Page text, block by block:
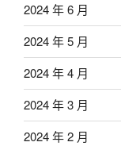
2024 年 6 月
2024 年 5 月
2024 年 4 月
2024 年 3 月
2024 年 2 月